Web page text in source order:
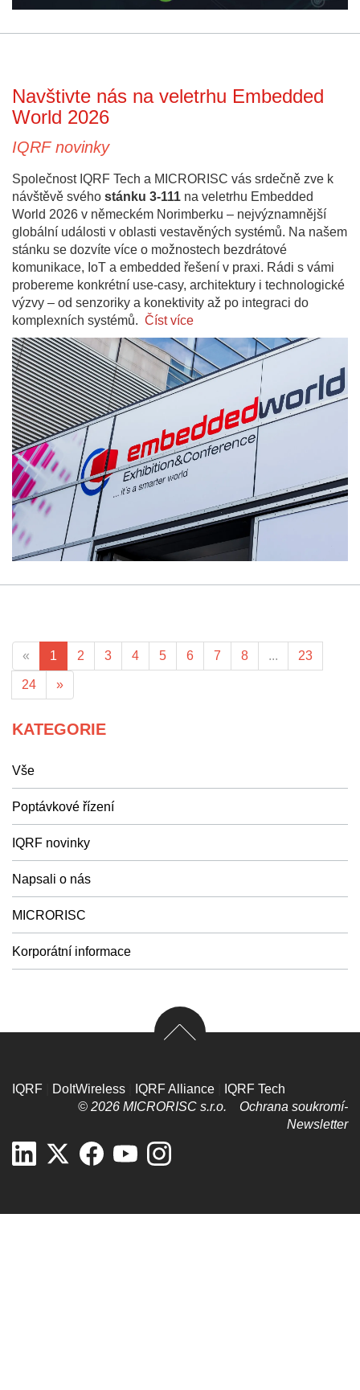
Navštivte nás na veletrhu Embedded
World 2026
IQRF novinky
Společnost IQRF Tech a MICRORISC vás srdečně zve k
návštěvě svého stánku 3-111 na veletrhu Embedded
World 2026 v německém Norimberku – nejvýznamnější
globální události v oblasti vestavěných systémů. Na našem
stánku se dozvíte více o možnostech bezdrátové
komunikace, IoT a embedded řešení v praxi. Rádi s vámi
probereme konkrétní use-casy, architektury i technologické
výzvy – od senzoriky a konektivity až po integraci do
komplexních systémů. Číst více
« 1 2 3 4 5 6 7 8 ... 23
24 »
KATEGORIE
Vše
Poptávkové řízení
IQRF novinky
Napsali o nás
MICRORISC
Korporátní informace
IQRF DoItWireless IQRF Alliance
IQRF Tech
© 2026 MICRORISC s.r.o. Ochrana soukromí­
Newsletter